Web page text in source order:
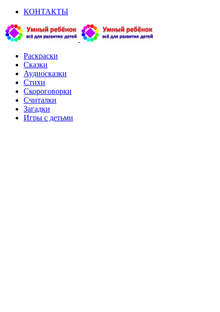
КОНТАКТЫ
Раскраски
Сказки
Аудиосказки
Стихи
Скороговорки
Считалки
Загадки
Игры с детьми